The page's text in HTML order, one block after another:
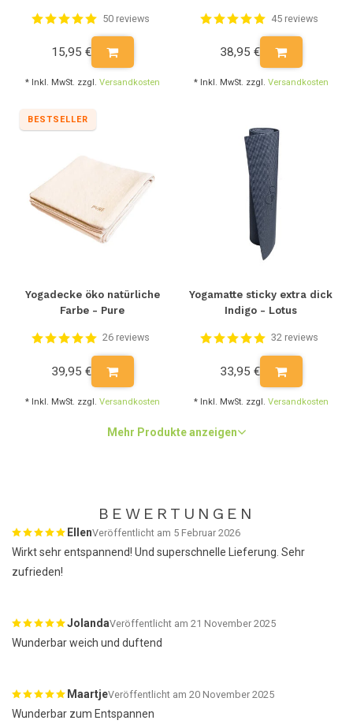
50 reviews
15,95 €
* Inkl. MwSt. zzgl. Versandkosten
45 reviews
38,95 €
* Inkl. MwSt. zzgl. Versandkosten
BESTSELLER
Yogadecke öko natürliche
Farbe - Pure
26 reviews
39,95 €
* Inkl. MwSt. zzgl. Versandkosten
Yogamatte sticky extra dick
Indigo - Lotus
32 reviews
33,95 €
* Inkl. MwSt. zzgl. Versandkosten
Mehr Produkte anzeigen
BEWERTUNGEN
EllenVeröffentlicht am 5 Februar 2026
Wirkt sehr entspannend! Und superschnelle Lieferung. Sehr
zufrieden!
JolandaVeröffentlicht am 21 November 2025
Wunderbar weich und duftend
MaartjeVeröffentlicht am 20 November 2025
Wunderbar zum Entspannen